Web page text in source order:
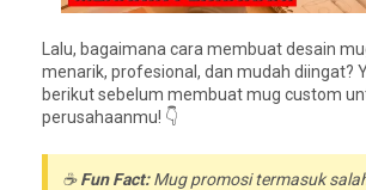
Lalu, bagaimana cara membuat desain
menarik, profesional, dan mudah diingat?
berikut sebelum membuat mug custom
perusahaanmu! 👇
☕Fun Fact:Mug promosi termasuk